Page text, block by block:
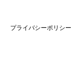
プライバシーポリシー